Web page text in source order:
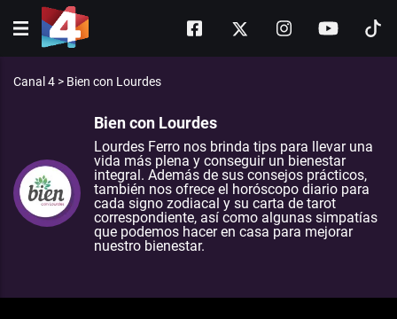
Canal 4 > Bien con Lourdes
Bien con Lourdes
Lourdes Ferro nos brinda tips para llevar una
vida más plena y conseguir un bienestar
integral. Además de sus consejos prácticos,
también nos ofrece el horóscopo diario para
cada signo zodiacal y su carta de tarot
correspondiente, así como algunas simpatías
que podemos hacer en casa para mejorar
nuestro bienestar.